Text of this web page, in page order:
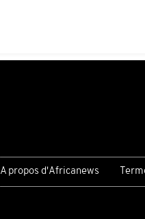
A propos d'Africanews